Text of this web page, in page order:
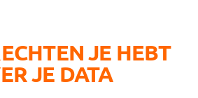
JE HEBT
JE DATA